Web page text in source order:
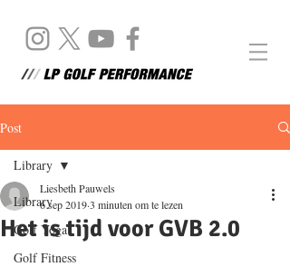
Post
Library
Golf Yoga
Golf Fitness
Library
Het is tijd voor GVB 2.0
Liesbeth Pauwels
6 sep 20193 minuten om te lezen